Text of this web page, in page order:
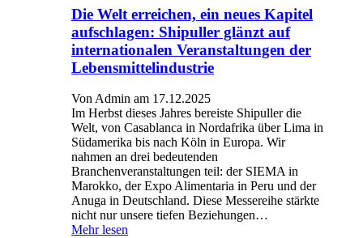
Die Welt erreichen, ein neues Kapitel
aufschlagen: Shipuller glänzt auf
internationalen Veranstaltungen der
Lebensmittelindustrie
Von Admin am 17.12.2025
Im Herbst dieses Jahres bereiste Shipuller die
Welt, von Casablanca in Nordafrika über Lima in
Südamerika bis nach Köln in Europa. Wir
nahmen an drei bedeutenden
Branchenveranstaltungen teil: der SIEMA in
Marokko, der Expo Alimentaria in Peru und der
Anuga in Deutschland. Diese Messereihe stärkte
nicht nur unsere tiefen Beziehungen…
Mehr lesen